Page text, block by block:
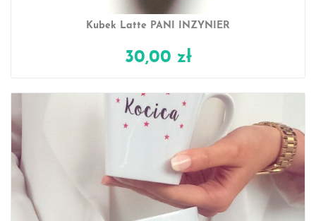
Kubek Latte PANI INŻYNIER
30,00 zł